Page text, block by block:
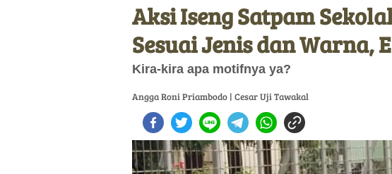
Aksi Iseng Satpam
Sesuai Jenis dan Warna,
Kira-kira apa motifnya ya?
Angga Roni Priambodo | Cesar Uji Tawakal